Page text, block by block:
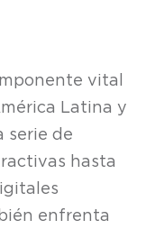
vital
Latina y
serie de
hasta
enfrenta